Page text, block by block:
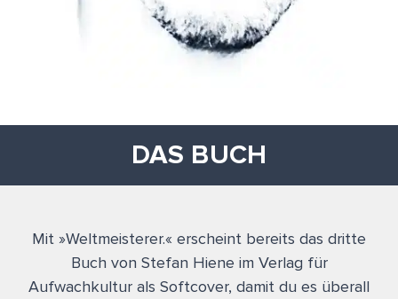
DAS BUCH
Mit »Weltmeisterer.« erscheint bereits das dritte
Buch von Stefan Hiene im Verlag für
Aufwachkultur als Softcover, damit du es überall